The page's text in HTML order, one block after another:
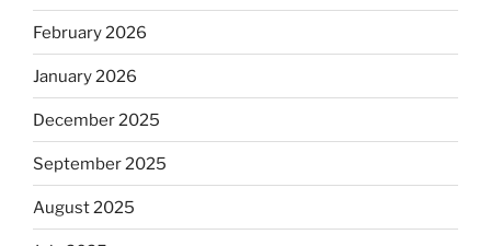
February 2026
January 2026
December 2025
September 2025
August 2025